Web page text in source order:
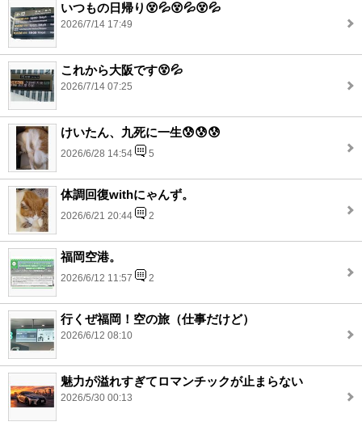
いつもの日帰り😵💦😵💦😵💦
2026/7/14 17:49
これから大阪です😵💦
2026/7/14 07:25
けいたん、九死に一生😰😰😰
2026/6/28 14:54 5
体調回復withにゃんず。
2026/6/21 20:44 2
福岡空港。
2026/6/12 11:57 2
行くぜ福岡！空の旅（仕事だけど）
2026/6/12 08:10
魅力が溢れすぎてロマンチックが止まらない
2026/5/30 00:13